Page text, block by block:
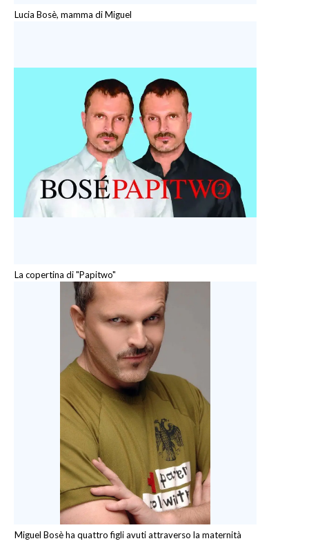
Lucia Bosè, mamma di Miguel
La copertina di "Papitwo"
Miguel Bosè ha quattro figli avuti attraverso la maternità